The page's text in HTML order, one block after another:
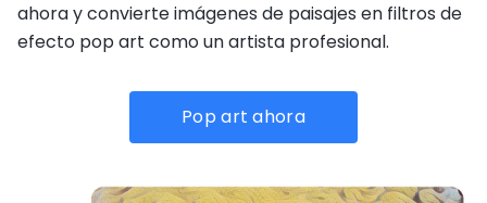
ahora y convierte imágenes de paisajes en filtros de
efecto pop art como un artista profesional.
Pop art ahora